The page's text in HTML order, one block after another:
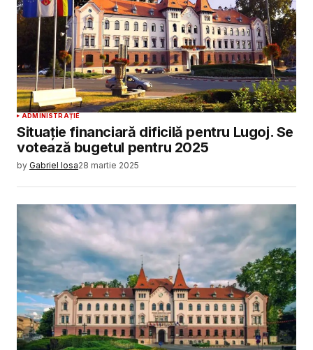
ADMINISTRAȚIE
Situație financiară dificilă pentru Lugoj. Se
votează bugetul pentru 2025
by Gabriel Iosa28 martie 2025